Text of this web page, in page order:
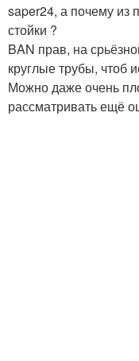
saper24, а почему из
стойки ?
BAN прав, на
круглые трубы, чтоб
Можно даже очень
рассматривать ещё